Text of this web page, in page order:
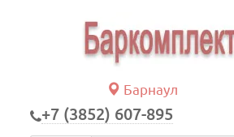
Барнаул
+7 (3852) 607-895